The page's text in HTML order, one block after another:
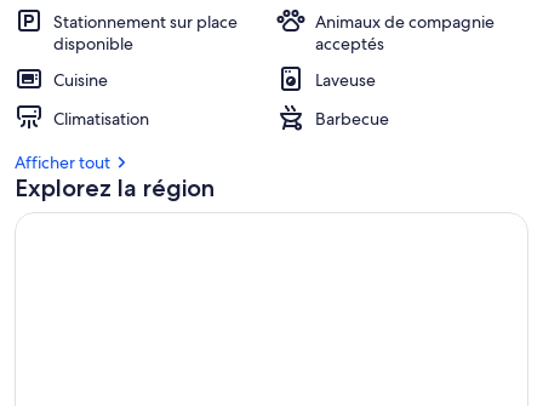
Stationnement sur place
disponible
Animaux de compagnie
acceptés
Cuisine
Laveuse
Climatisation
Barbecue
Afficher tout
Explorez la région